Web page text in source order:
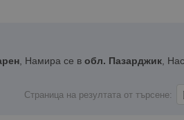
, Намира се в обл. Пазарджик,
Страница на резултата от търсене: